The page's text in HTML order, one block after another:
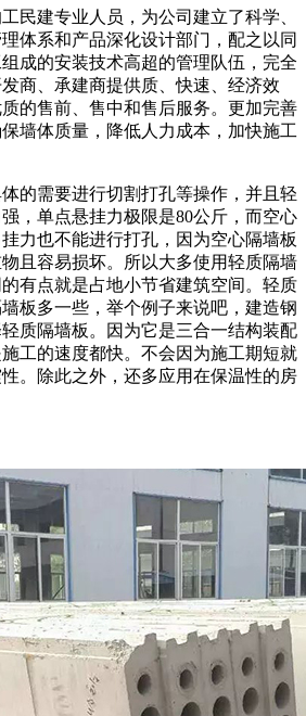
民建专业人员，为公司建立了科学、
体系和产品深化设计部门，配之以同
成的安装技术高超的管理队伍，完全
商、承建商提供质、快速、经济效
的售前、售中和售后服务。更加完善
墙体质量，降低人力成本，加快施工
的需要进行切割打孔等操作，并且轻
，单点悬挂力极限是80公斤，而空心
力也不能进行打孔，因为空心隔墙板
且容易损坏。所以大多使用轻质隔墙
有点就是占地小节省建筑空间。轻质
板多一些，举个例子来说吧，建造钢
质隔墙板。因为它是三合一结构装配
工的速度都快。不会因为施工期短就
。除此之外，还多应用在保温性的房